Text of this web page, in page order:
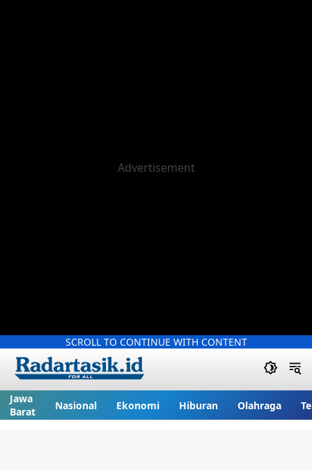
SCROLL TO CONTINUE WITH CONTENT
Jawa
Barat
Nasional Ekonomi Hiburan Olahraga